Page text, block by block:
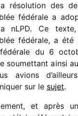
réso­lu­tion des
fédé­rale a
nLPD. Ce
fédé­rale, a
fédé­rale du 6
soumet­tant ainsi
avions
sur le sujet.
et après